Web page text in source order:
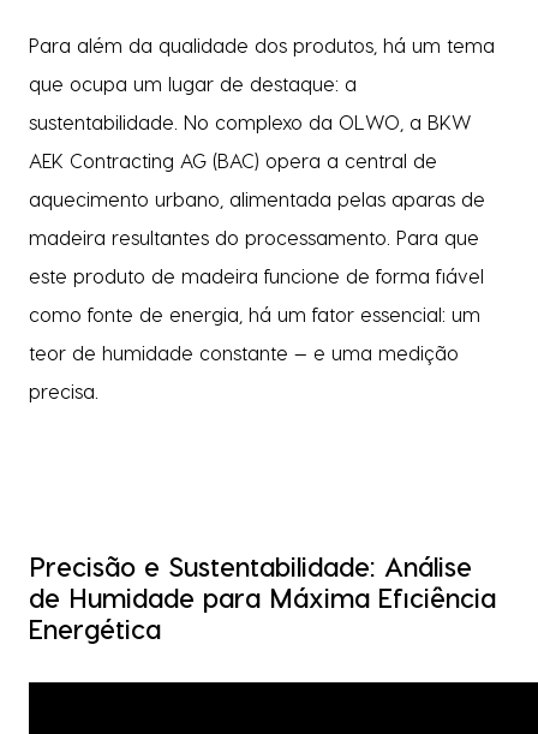
Para além da qualidade dos produtos, há um tema
que ocupa um lugar de destaque: a
sustentabilidade. No complexo da OLWO, a BKW
AEK Contracting AG (BAC) opera a central de
aquecimento urbano, alimentada pelas aparas de
madeira resultantes do processamento. Para que
este produto de madeira funcione de forma fiável
como fonte de energia, há um fator essencial: um
teor de humidade constante — e uma medição
precisa.
Precisão e Sustentabilidade: Análise
de Humidade para Máxima Eficiência
Energética